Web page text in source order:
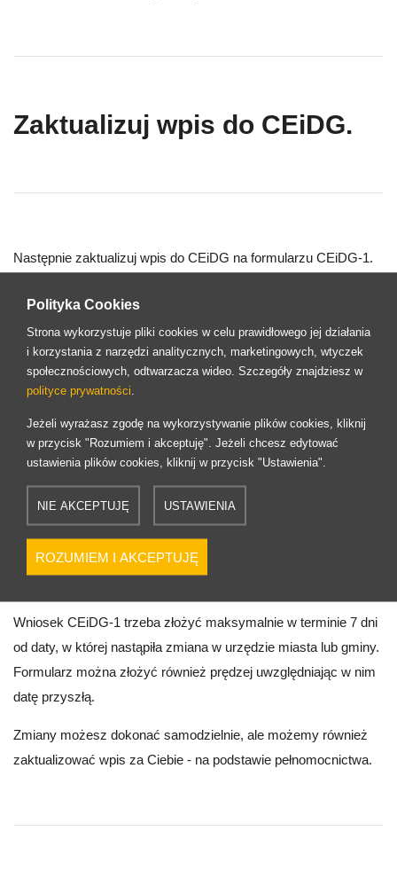
Zaktualizuj wpis do CEiDG.
Następnie zaktualizuj wpis do CEiDG na formularzu CEiDG-1.
W punkcie 01 uzupełniamy datę, w której wchodzi w życie nowa
W punkcie 21 należy wpisać nazwę oraz numer NIP biura
rachunkowego.
W punkcie 22 adres miejsca przechowywania dokumentacji
Twojej firmy przez nowe biuro rachunkowe.
Pamiętaj, aby uwzględnić datę, w której powstała zmiana, tj.
datę, od której wchodzi w życie umowa o świadczenie usługi
Najczęściej znajduje się ona w jednym z pierwszych punktów
Wniosek CEiDG-1 trzeba złożyć maksymalnie w terminie 7 dni
od daty, w której nastąpiła zmiana w urzędzie miasta lub gminy.
Formularz można złożyć również prędzej uwzględniając w nim
datę przyszłą.
Zmiany możesz dokonać samodzielnie, ale możemy również
zaktualizować wpis za Ciebie - na podstawie pełnomocnictwa.
Polityka Cookies
Strona wykorzystuje pliki cookies w celu prawidłowego jej działania
i korzystania z narzędzi analitycznych, marketingowych, wtyczek
społecznościowych, odtwarzacza wideo. Szczegóły znajdziesz w
polityce prywatności
Jeżeli wyrażasz zgodę na wykorzystywanie plików cookies, kliknij
w przycisk "Rozumiem i akceptuję". Jeżeli chcesz edytować
ustawienia plików cookies, kliknij w przycisk "Ustawienia".
NIE AKCEPTUJĘ USTAWIENIA
ROZUMIEM I AKCEPTUJĘ